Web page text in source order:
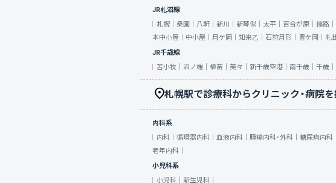
JR札沼線
札幌｜ 桑園｜ 八軒｜ 新川｜ 新琴似｜ 太平｜ 百合が原｜ 篠路｜
本中小屋｜ 中小屋｜ 月ケ岡｜ 知来乙｜ 石狩月形｜ 豊ケ岡｜ 札
JR千歳線
苫小牧｜ 沼ノ端｜ 植苗｜ 美々｜ 新千歳空港｜ 南千歳｜ 千歳｜
札幌駅で診療科からクリニック・病院
内科系
内科｜ 循環器内科｜ 血液内科｜ 腫瘍内科・外科｜ 糖尿病内科｜
老年内科｜
小児科系
小児科｜ 新生児科｜